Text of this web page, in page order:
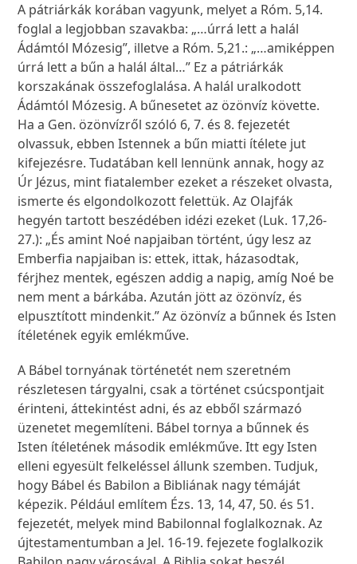
A pátriárkák korában vagyunk, melyet a Róm. 5,14.
foglal a legjobban szavakba: „…úrrá lett a halál
Ádámtól Mózesig”, illetve a Róm. 5,21.: „…amiképpen
úrrá lett a bűn a halál által…” Ez a pátriárkák
korszakának összefoglalása. A halál uralkodott
Ádámtól Mózesig. A bűnesetet az özönvíz követte.
Ha a Gen. özönvízről szóló 6, 7. és 8. fejezetét
olvassuk, ebben Istennek a bűn miatti ítélete jut
kifejezésre. Tudatában kell lennünk annak, hogy az
Úr Jézus, mint fiatalember ezeket a részeket olvasta,
ismerte és elgondolkozott felettük. Az Olajfák
hegyén tartott beszédében idézi ezeket (Luk. 17,26-
27.): „És amint Noé napjaiban történt, úgy lesz az
Emberfia napjaiban is: ettek, ittak, házasodtak,
férjhez mentek, egészen addig a napig, amíg Noé be
nem ment a bárkába. Azután jött az özönvíz, és
elpusztított mindenkit.” Az özönvíz a bűnnek és Isten
ítéletének egyik emlékműve.
A Bábel tornyának történetét nem szeretném
részletesen tárgyalni, csak a történet csúcspontjait
érinteni, áttekintést adni, és az ebből származó
üzenetet megemlíteni. Bábel tornya a bűnnek és
Isten ítéletének második emlékműve. Itt egy Isten
elleni egyesült felkeléssel állunk szemben. Tudjuk,
hogy Bábel és Babilon a Bibliának nagy témáját
képezik. Például említem Ézs. 13, 14, 47, 50. és 51.
fejezetét, melyek mind Babilonnal foglalkoznak. Az
újtestamentumban a Jel. 16-19. fejezete foglalkozik